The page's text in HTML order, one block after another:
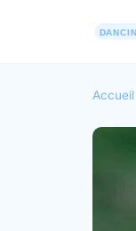
Accueil